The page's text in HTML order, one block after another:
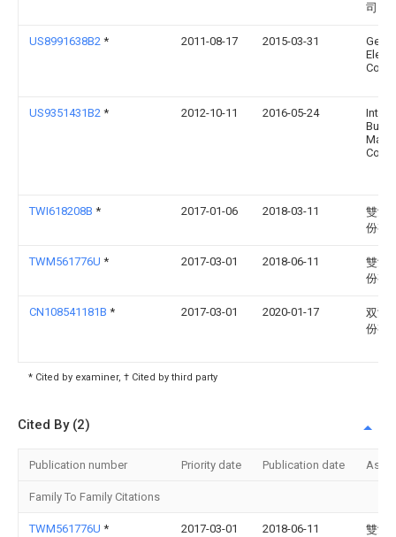
司
US8991638B2 * 2011-08-17 2015-03-31
US9351431B2 * 2012-10-11 2016-05-24
TWI618208B * 2017-01-06 2018-03-11
雙鴻
份有
TWM561776U * 2017-03-01 2018-06-11
雙鴻
份有
CN108541181B * 2017-03-01 2020-01-17
双鸿
份有
* Cited by examiner, † Cited by third party
Cited By (2)
Publication number Priority date Publication date
Family To Family Citations
TWM561776U * 2017-03-01 2018-06-11
雙鴻